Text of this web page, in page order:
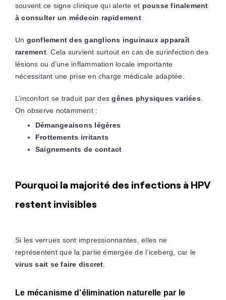
souvent ce signe clinique qui alerte et pousse finalement
à consulter un médecin rapidement.
Un gonflement des ganglions inguinaux apparaît
rarement. Cela survient surtout en cas de surinfection des
lésions ou d’une inflammation locale importante
nécessitant une prise en charge médicale adaptée.
L’inconfort se traduit par desgênes physiques variées
On observe notamment :
Démangeaisons légères
Frottements irritants
Saignements de contact
Pourquoi la majorité des infections à HPV
restent invisibles
Si les verrues sont impressionnantes, elles ne
représentent que la partie émergée de l’iceberg, car le
virus sait se faire discret
Le mécanisme d’élimination naturelle par le